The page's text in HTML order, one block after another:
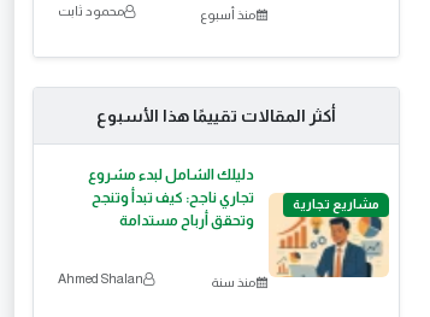
منذ أسبوع محمود ثابت
أكثر المقالات تقييمًا هذا الأسبوع
مشاريع تجارية
دليلك الشامل لبدء مشروع
تجاري ناجح: كيف تبدأ وتنجح
وتحقق أرباح مستدامة
منذ سنة Ahmed Shalan